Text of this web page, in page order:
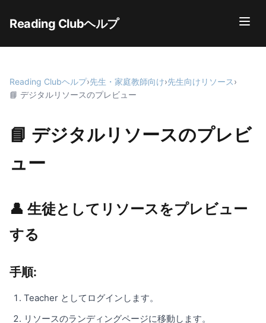
Reading Clubヘルプ
Reading Clubヘルプ›先生・家庭教師向け›先生向けリソース›
📘 デジタルリソースのプレビュー
📘 デジタルリソースのプレビ
ュー
👤 生徒としてリソースをプレビュー
する
手順:
Teacher としてログインします。
リソースのランディングページに移動します。